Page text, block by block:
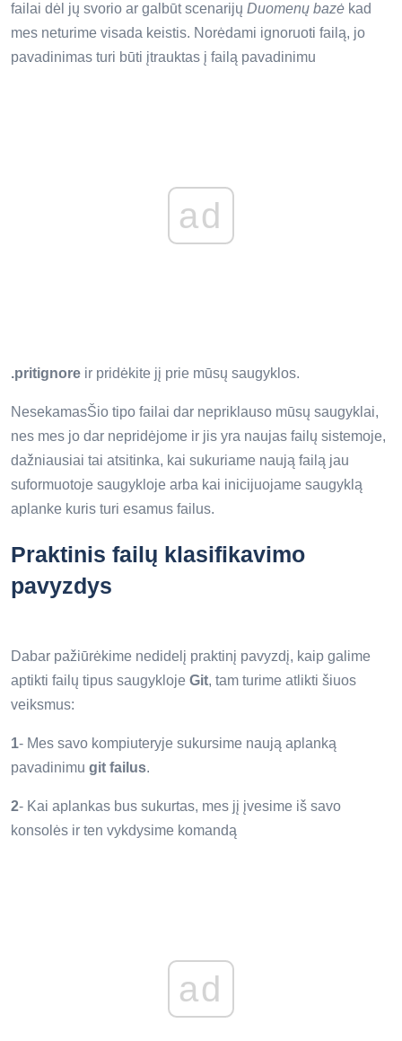
failai dėl jų svorio ar galbūt scenarijų Duomenų bazė kad
mes neturime visada keistis. Norėdami ignoruoti failą, jo
pavadinimas turi būti įtrauktas į failą pavadinimu
ad
.pritignore ir pridėkite jį prie mūsų saugyklos.
NesekamasŠio tipo failai dar nepriklauso mūsų saugyklai,
nes mes jo dar nepridėjome ir jis yra naujas failų sistemoje,
dažniausiai tai atsitinka, kai sukuriame naują failą jau
suformuotoje saugykloje arba kai inicijuojame saugyklą
aplanke kuris turi esamus failus.
Praktinis failų klasifikavimo
pavyzdys
Dabar pažiūrėkime nedidelį praktinį pavyzdį, kaip galime
aptikti failų tipus saugykloje Git, tam turime atlikti šiuos
veiksmus:
1- Mes savo kompiuteryje sukursime naują aplanką
pavadinimu git failus.
2- Kai aplankas bus sukurtas, mes jį įvesime iš savo
konsolės ir ten vykdysime komandą
ad